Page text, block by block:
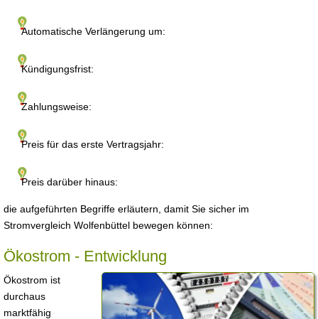
Automatische Verlängerung um:
Kündigungsfrist:
Zahlungsweise:
Preis für das erste Vertragsjahr:
Preis darüber hinaus:
die aufgeführten Begriffe erläutern, damit Sie sicher im
Stromvergleich Wolfenbüttel bewegen können:
Ökostrom - Entwicklung
Ökostrom ist
durchaus
marktfähig